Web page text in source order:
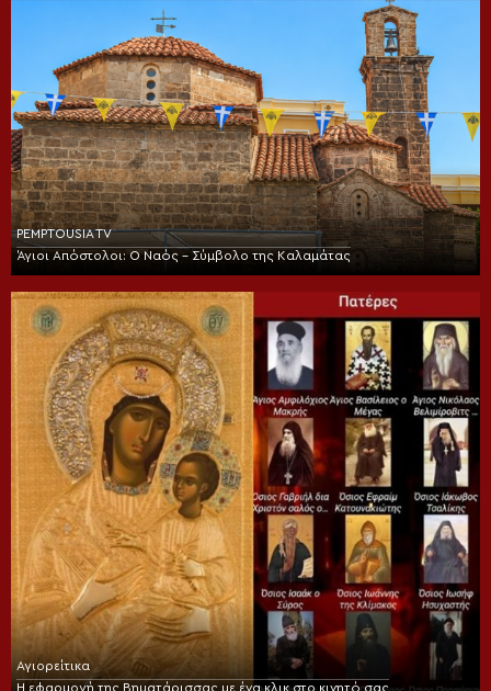
PEMPTOUSIA TV
Άγιοι Απόστολοι: Ο Ναός – Σύμβολο της Καλαμάτας
Αγιορείτικα
Η εφαρμογή της Βηματάρισσας με ένα κλικ στο κινητό σας